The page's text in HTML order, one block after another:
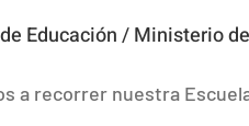
Educación / Ministerio
a recorrer nuestra